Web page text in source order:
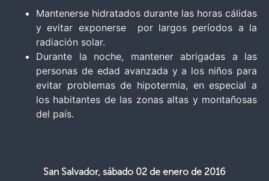
Mantenerse hidratados durante las horas cálidas
y evitar exponerse por largos períodos a la
radiación solar.
Durante la noche, mantener abrigadas a las
personas de edad avanzada y a los niños para
evitar problemas de hipotermia, en especial a
los habitantes de las zonas altas y montañosas
del país.
San Salvador, sábado 02 de enero de 2016